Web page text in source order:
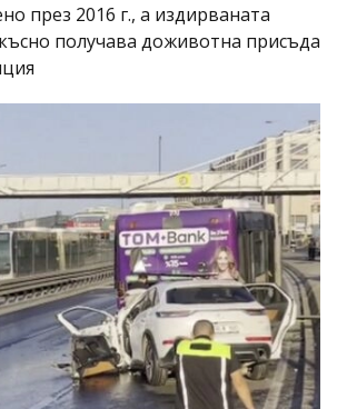
през 2016 г., а издирваната
получава доживотна присъда